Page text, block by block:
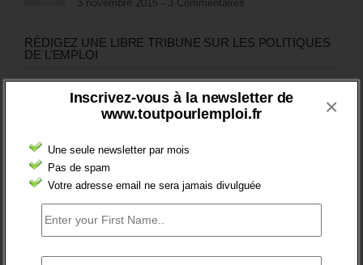
Inscrivez-vous à la newsletter de
www.toutpourlemploi.fr
Une seule newsletter par mois
Pas de spam
Votre adresse email ne sera jamais divulguée
×
3 novembre 2015 - 3 Commentaires
RÉDIGEZ UNE LIBRE TRIBUNE SUR LES POLITIQUES
DE L’EMPLOI
>Décrire mon projet de tribune
brèves emploi
Emploi
Accompagnement